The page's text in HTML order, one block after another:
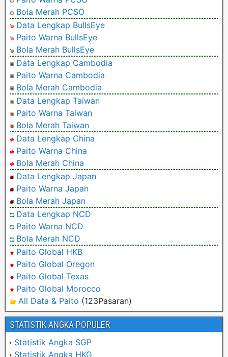
Bola Merah PCSO
Data Lengkap BullsEye
Paito Warna BullsEye
Bola Merah BullsEye
Data Lengkap Cambodia
Paito Warna Cambodia
Bola Merah Cambodia
Data Lengkap Taiwan
Paito Warna Taiwan
Bola Merah Taiwan
Data Lengkap China
Paito Warna China
Bola Merah China
Data Lengkap Japan
Paito Warna Japan
Bola Merah Japan
Data Lengkap NCD
Paito Warna NCD
Bola Merah NCD
Paito Global HKB
Paito Global Oregon
Paito Global Texas
Paito Global Morocco
All Data & Paito (123Pasaran)
STATISTIK ANGKA POPULER
Statistik Angka SGP
Statistik Angka HKG